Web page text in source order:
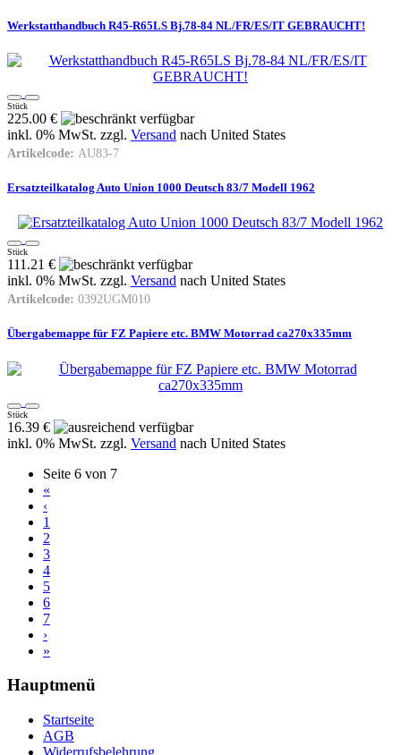
Werkstatthandbuch R45-R65LS Bj.78-84 NL/FR/ES/IT GEBRAUCHT!
Stück
225.00 €
inkl. 0% MwSt. zzgl. Versand nach United States
Artikelcode: AU83-7
Ersatzteilkatalog Auto Union 1000 Deutsch 83/7 Modell 1962
Stück
111.21 €
inkl. 0% MwSt. zzgl. Versand nach United States
Artikelcode: 0392UGM010
Übergabemappe für FZ Papiere etc. BMW Motorrad ca270x335mm
Stück
16.39 €
inkl. 0% MwSt. zzgl. Versand nach United States
Seite 6 von 7
«
‹
1
2
3
4
5
6
7
›
»
Hauptmenü
Startseite
AGB
Widerrufsbelehrung